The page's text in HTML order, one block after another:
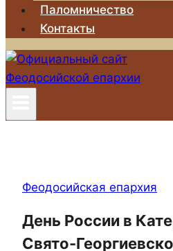
Паломничество
Контакты
Феодосийская епархия
День России в
Свято-